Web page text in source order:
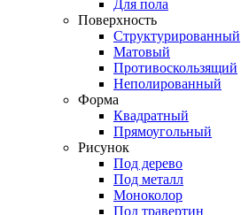
Для пола
Поверхность
Структурированный
Матовый
Противоскользящий
Неполированный
Форма
Квадратный
Прямоугольный
Рисунок
Под дерево
Под металл
Моноколор
Под травертин